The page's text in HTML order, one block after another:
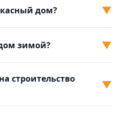
дом? ▼
зимой? ▼
строительство
▼